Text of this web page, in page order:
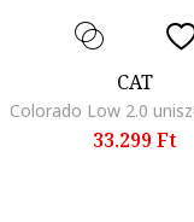
CAT
33.299 Ft